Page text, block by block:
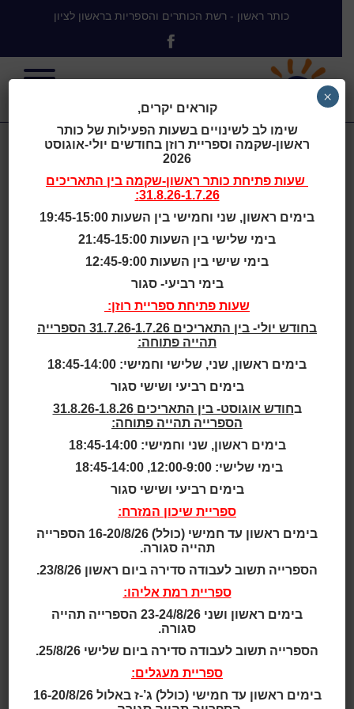
כותר ראשון - רשת הכותרים והספריות בראשון לציון
הרימון המתוק
של ארץ ישראל
הרימון המתוק של ארץ ישראל
גילאי 2 - 5
גילאי 3 - 6
גילאי 3 - 7
גילאי 4 - 7
גילאי 4 - 8
תאריך ושעה:
קוראים יקרים,
שימו לב לשינויים בשעות הפעילות של כותר
ראשון-שקמה וספריית רוזן בחודשים יולי-אוגוסט
2026
שעות פתיחת כותר ראשון-שקמה בין התאריכים
31.8.26-1.7.26:
בימים ראשון, שני וחמישי בין השעות 19:45-15:00
בימי שלישי בין השעות 21:45-15:00
בימי שישי בין השעות 12:45-9:00
בימי רביעי- סגור
שעות פתיחת ספריית רוזן:
בחודש יולי- בין התאריכים 31.7.26-1.7.26 הספרייה
תהייה פתוחה:
בימים ראשון, שני, שלישי וחמישי: 18:45-14:00
בימים רביעי ושישי סגור
ב
חודש אוגוסט- בין התאריכים 31.8.26-1.8.26
הספרייה תהייה פתוחה:
בימים ראשון, שני וחמישי: 18:45-14:00
בימי שלישי: 12:00-9:00, 18:45-14:00
בימים רביעי ושישי סגור
ספריית שיכון המזרח:
בימים ראשון עד חמישי (כולל) 16-20/8/26 הספרייה
תהייה סגורה.
הספרייה תשוב לעבודה סדירה ביום ראשון 23/8/26.
ספריית רמת אליהו:
בימים ראשון ושני 23-24/8/26 הספרייה תהייה
סגורה.
הספרייה תשוב לעבודה סדירה ביום שלישי 25/8/26.
ספריית מעגלים:
בימים ראשון עד חמישי (כולל) ג’-ז באלול 16-20/8/26
×